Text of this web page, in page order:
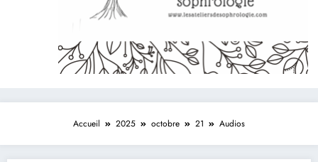
Accueil 2025 octobre 21 Audios